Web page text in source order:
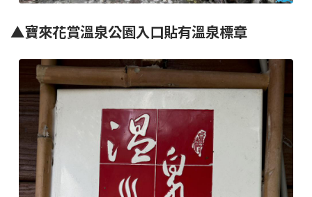
▲寶來花賞溫泉公園入口貼有溫泉標章